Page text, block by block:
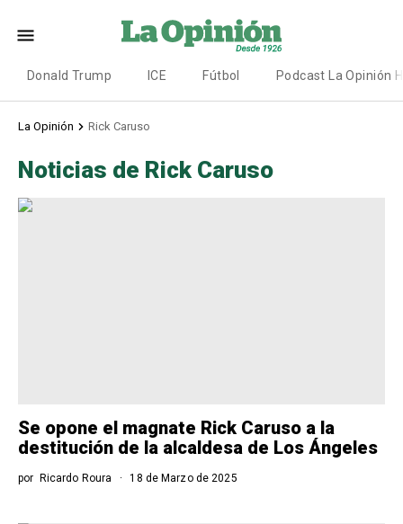
Donald Trump ICE Fútbol Podcast La Opinión
La Opinión Rick Caruso
Noticias de Rick Caruso
Se opone el magnate Rick Caruso a la
destitución de la alcaldesa de Los Ángeles
por Ricardo Roura 18 de Marzo de 2025